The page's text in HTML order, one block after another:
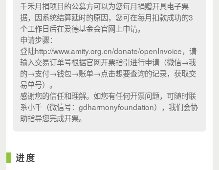
子们讲故事。有一天来了一个6岁多的小男孩，活动中，他
千禾月捐项目的公募方可以为您每月捐赠开具电子票
据，因系统结算延时的原因，您可在每月扣款成功的3
个工作日后在爱德基金会官网上申请。
申请步骤：
登陆http://www.amity.org.cn/donate/openInvoice，请
输入交易订单号根据官网开票指引进行申请（微信→我
的→支付→钱包→账单→点击想要查询的记录，获取交
易单号）。
感谢您的信任和理解。如您有任何开票问题，可随时联
系小千（微信号：gdharmonyfoundation），我们会协
助指导您完成开票。
进度